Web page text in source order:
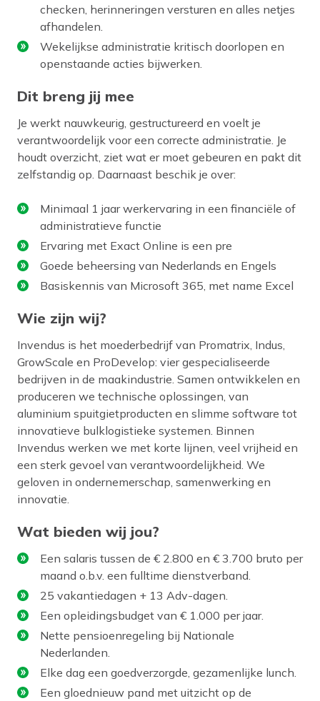
checken, herinneringen versturen en alles netjes
afhandelen.
Wekelijkse administratie kritisch doorlopen en
openstaande acties bijwerken.
Dit breng jij mee
Je werkt nauwkeurig, gestructureerd en voelt je
verantwoordelijk voor een correcte administratie. Je
houdt overzicht, ziet wat er moet gebeuren en pakt dit
zelfstandig op. Daarnaast beschik je over:
Minimaal 1 jaar werkervaring in een financiële of
administratieve functie
Ervaring met Exact Online is een pre
Goede beheersing van Nederlands en Engels
Basiskennis van Microsoft 365, met name Excel
Wie zijn wij?
Invendus is het moederbedrijf van Promatrix, Indus,
GrowScale en ProDevelop: vier gespecialiseerde
bedrijven in de maakindustrie. Samen ontwikkelen en
produceren we technische oplossingen, van
aluminium spuitgietproducten en slimme software tot
innovatieve bulklogistieke systemen. Binnen
Invendus werken we met korte lijnen, veel vrijheid en
een sterk gevoel van verantwoordelijkheid. We
geloven in ondernemerschap, samenwerking en
innovatie.
Wat bieden wij jou?
Een salaris tussen de € 2.800 en € 3.700 bruto per
maand o.b.v. een fulltime dienstverband.
25 vakantiedagen + 13 Adv-dagen.
Een opleidingsbudget van € 1.000 per jaar.
Nette pensioenregeling bij Nationale
Nederlanden.
Elke dag een goedverzorgde, gezamenlijke lunch.
Een gloednieuw pand met uitzicht op de